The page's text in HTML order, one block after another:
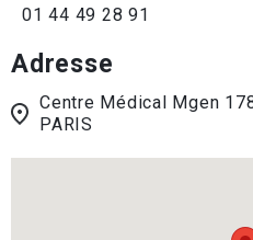
01 44 49 28 91
Adresse
Centre Médical Mgen
PARIS